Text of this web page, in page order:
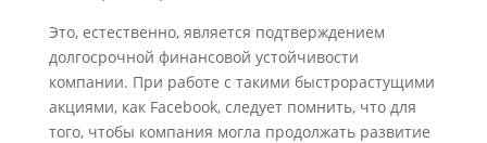
Это, естественно, является подтверждением
долгосрочной финансовой устойчивости
компании. При работе с такими быстрорастущими
акциями, как Facebook, следует помнить, что для
того, чтобы компания могла продолжать развитие